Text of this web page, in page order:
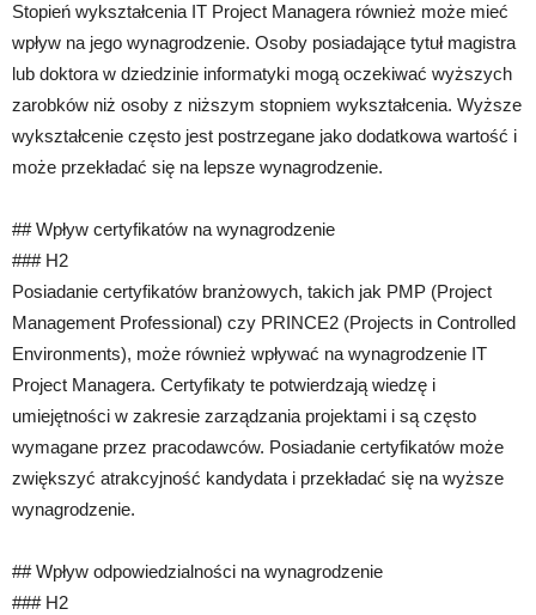
Stopień wykształcenia IT Project Managera również może mieć
wpływ na jego wynagrodzenie. Osoby posiadające tytuł magistra
lub doktora w dziedzinie informatyki mogą oczekiwać wyższych
zarobków niż osoby z niższym stopniem wykształcenia. Wyższe
wykształcenie często jest postrzegane jako dodatkowa wartość i
może przekładać się na lepsze wynagrodzenie.
## Wpływ certyfikatów na wynagrodzenie
### H2
Posiadanie certyfikatów branżowych, takich jak PMP (Project
Management Professional) czy PRINCE2 (Projects in Controlled
Environments), może również wpływać na wynagrodzenie IT
Project Managera. Certyfikaty te potwierdzają wiedzę i
umiejętności w zakresie zarządzania projektami i są często
wymagane przez pracodawców. Posiadanie certyfikatów może
zwiększyć atrakcyjność kandydata i przekładać się na wyższe
wynagrodzenie.
## Wpływ odpowiedzialności na wynagrodzenie
### H2